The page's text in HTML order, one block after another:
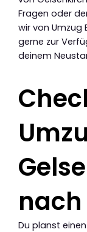
Fragen oder
wir von Umzug
gerne zur
deinem
Du planst